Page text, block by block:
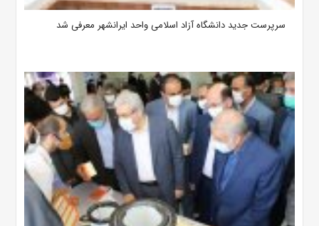
سرپرست جدید دانشگاه آزاد اسلامی واحد ایرانشهر معرفی شد